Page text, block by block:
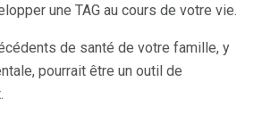
une TAG au cours de votre vie.
de santé de votre famille, y
pourrait être un outil de